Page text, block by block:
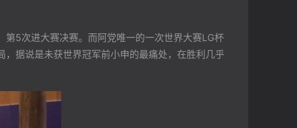
5次进大赛决赛。而阿党唯一的一次世界大赛LG杯
据说是未获世界冠军前小申的最痛处，在胜利几乎